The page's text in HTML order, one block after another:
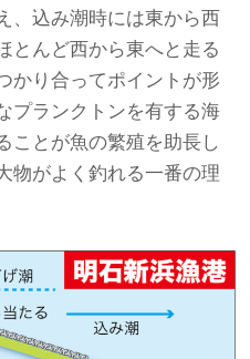
、込み潮時には東から西
とんど西から東へと走る
かり合ってポイントが形
プランクトンを有する海
ことが魚の繁殖を助長し
物がよく釣れる一番の理